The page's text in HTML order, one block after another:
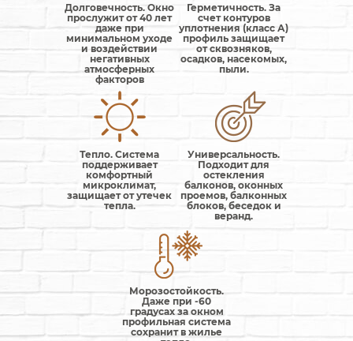
Долговечность. Окно
прослужит от 40 лет
даже при
минимальном уходе
и воздействии
негативных
атмосферных
факторов
Герметичность. За
счет контуров
уплотнения (класс А)
профиль защищает
от сквозняков,
осадков, насекомых,
пыли.
Тепло. Система
поддерживает
комфортный
микроклимат,
защищает от утечек
тепла.
Универсальность.
Подходит для
остекления
балконов, оконных
проемов, балконных
блоков, беседок и
веранд.
Морозостойкость.
Даже при -60
градусах за окном
профильная система
сохранит в жилье